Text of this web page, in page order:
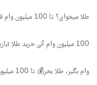
طلا میخوای؟ تا 100 میلیون وام فوری خرید طلا‼️
100 میلیون وام آنی خرید طلا (بازپرداخت 12 ماهه)
وام بگیر، طلا بخر💰 تا 100 میلیون وام فوری بدون ضامن